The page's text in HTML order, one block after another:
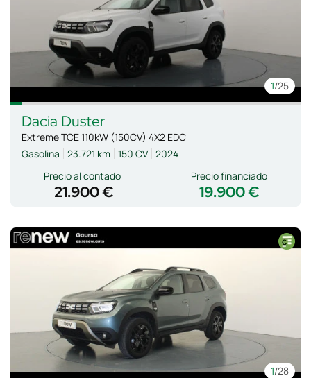
1/25
Dacia Duster
Extreme TCE 110kW (150CV) 4X2 EDC
Gasolina
23.721 km 150 CV 2024
Precio al contado
21.900 € 19.900 €
Precio financiado
1/28